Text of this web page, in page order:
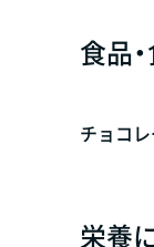
食品
チョコ
栄養